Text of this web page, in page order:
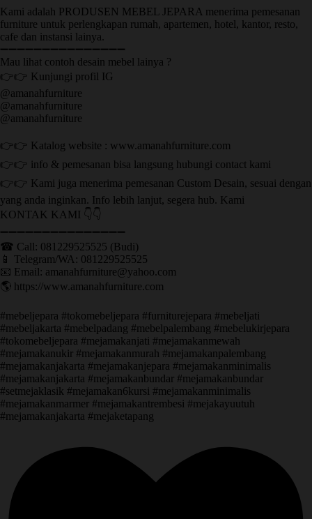
Kami adalah PRODUSEN MEBEL JEPARA menerima pemesanan
furniture untuk perlengkapan rumah, apartemen, hotel, kantor, resto,
cafe dan instansi lainya.
➖➖➖➖➖➖➖➖➖➖➖➖➖➖➖
Mau lihat contoh desain mebel lainya ?
👉👉 Kunjungi profil IG
@amanahfurniture
@amanahfurniture
@amanahfurniture
👉👉 Katalog website : www.amanahfurniture.com
👉👉 info & pemesanan bisa langsung hubungi contact kami
👉👉 Kami juga menerima pemesanan Custom Desain, sesuai dengan
yang anda inginkan. Info lebih lanjut, segera hub. Kami
KONTAK KAMI 👇👇
➖➖➖➖➖➖➖➖➖➖➖➖➖➖➖ ㅤ
☎ Call: 081229525525 (Budi)
📱 Telegram/WA: 081229525525
📧 Email: amanahfurniture@yahoo.com
🌎 https://www.amanahfurniture.com
#mebeljepara #tokomebeljepara #furniturejepara #mebeljati
#mebeljakarta #mebelpadang #mebelpalembang #mebelukirjepara
#tokomebeljepara #mejamakanjati #mejamakanmewah
#mejamakanukir #mejamakanmurah #mejamakanpalembang
#mejamakanjakarta #mejamakanjepara #mejamakanminimalis
#mejamakanjakarta #mejamakanbundar #mejamakanbundar
#setmejaklasik #mejamakan6kursi #mejamakanminimalis
#mejamakanmarmer #mejamakantrembesi #mejakayuutuh
#mejamakanjakarta #mejaketapang